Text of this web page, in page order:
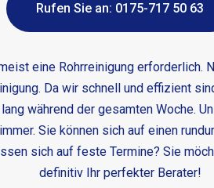
Rufen Sie an: 0175-717 50 63
eine Rohrreinigung erforderlich.
Da wir schnell und effizient
während der gesamten Woche.
Sie können sich auf einen
sich auf feste Termine? Sie
definitiv Ihr perfekter Berater!